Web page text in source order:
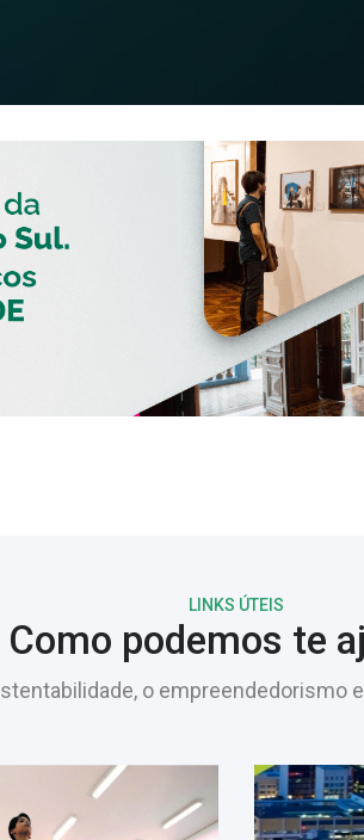
LINKS ÚTEIS
Como podemos te
o empreendedorismo